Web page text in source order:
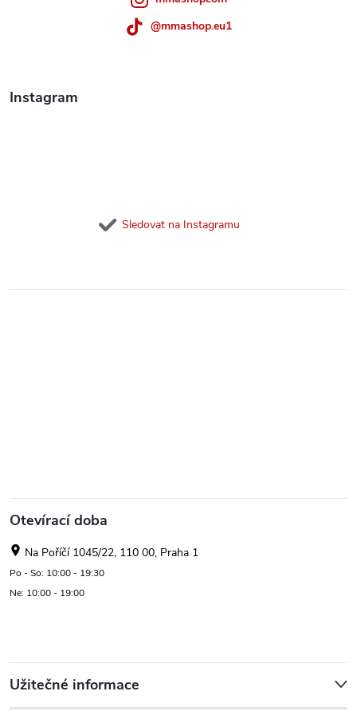
Instagram
Sledovat na Instagramu
@mmashop.eu1
Otevírací doba
Na Poříčí 1045/22, 110 00, Praha 1
Po - So: 10:00 - 19:30
Ne: 10:00 - 19:00
Užitečné informace